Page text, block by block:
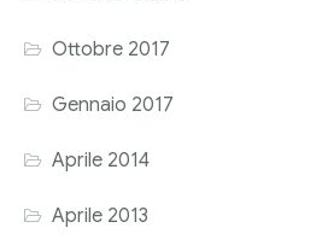
Ottobre 2017
Gennaio 2017
Aprile 2014
Aprile 2013